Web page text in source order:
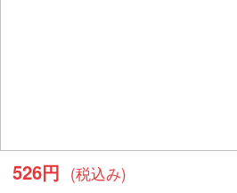
526円 (税込み)